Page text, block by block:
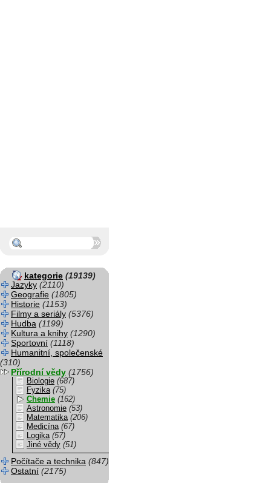
kategorie (19139)
Jazyky (2110)
Geografie (1805)
Historie (1153)
Filmy a seriály (5376)
Hudba (1199)
Kultura a knihy (1290)
Sportovní (1118)
Humanitní, společenské
(310)
Přírodní vědy (1756)
Biologie (687)
Fyzika (75)
Chemie (162)
Astronomie (53)
Matematika (206)
Medicína (67)
Logika (57)
Jiné vědy (51)
Počítače a technika (847)
Ostatní (2175)